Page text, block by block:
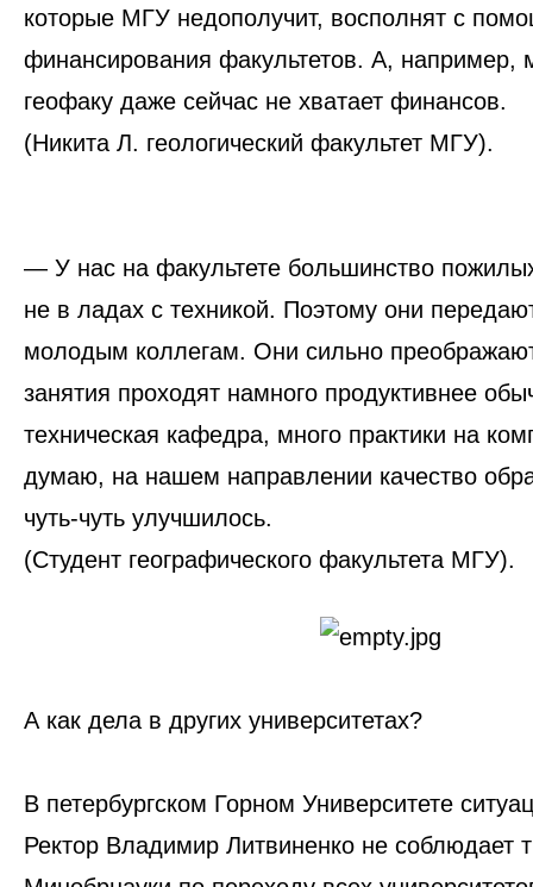
которые МГУ недополучит, восполнят с
финансирования факультетов. А, например,
геофаку даже сейчас не хватает финансов.
(Никита Л. геологический факультет МГУ).
— У нас на факультете большинство
не в ладах с техникой. Поэтому они
молодым коллегам. Они сильно
занятия проходят намного продуктивнее
техническая кафедра, много практики на
думаю, на нашем направлении качество
чуть-чуть улучшилось.
(Студент географического факультета МГУ).
А как дела в других университетах?
В петербургском Горном Университете
Ректор Владимир Литвиненко не соблюдает